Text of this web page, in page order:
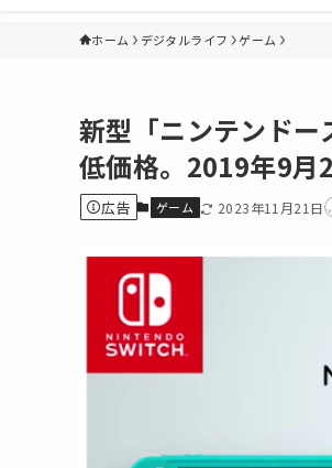
ホーム デジタルライフ ゲーム
新型「ニンテンド
低価格。2019年9月
広告 ゲーム 2023年11月21日